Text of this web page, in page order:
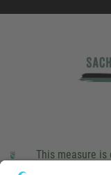
This measure is